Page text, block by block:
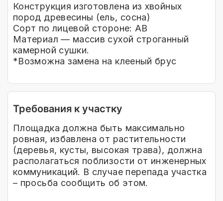
Конструкция изготовлена из хвойных
пород древесины (ель, сосна)
Сорт по лицевой стороне: АВ
Материал — массив сухой строганный
камерной сушки.
*Возможна замена на клееный брус
Требования к участку
Площадка должна быть максимально
ровная, избавлена от растительности
(деревья, кусты, высокая трава), должна
располагаться поблизости от инженерных
коммуникаций. В случае перепада участка
– просьба сообщить об этом.